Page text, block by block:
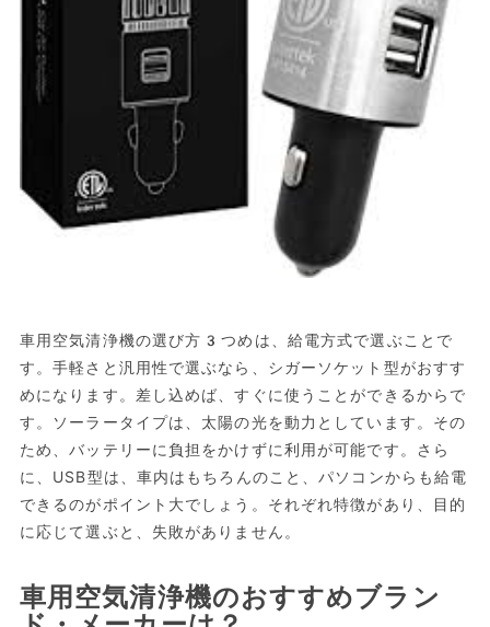
車用空気清浄機の選び方3つめは、給電方式で選ぶことで
す。手軽さと汎用性で選ぶなら、シガーソケット型がおすす
めになります。差し込めば、すぐに使うことができるからで
す。ソーラータイプは、太陽の光を動力としています。その
ため、バッテリーに負担をかけずに利用が可能です。さら
に、USB型は、車内はもちろんのこと、パソコンからも給電
できるのがポイント大でしょう。それぞれ特徴があり、目的
に応じて選ぶと、失敗がありません。
車用空気清浄機のおすすめブラン